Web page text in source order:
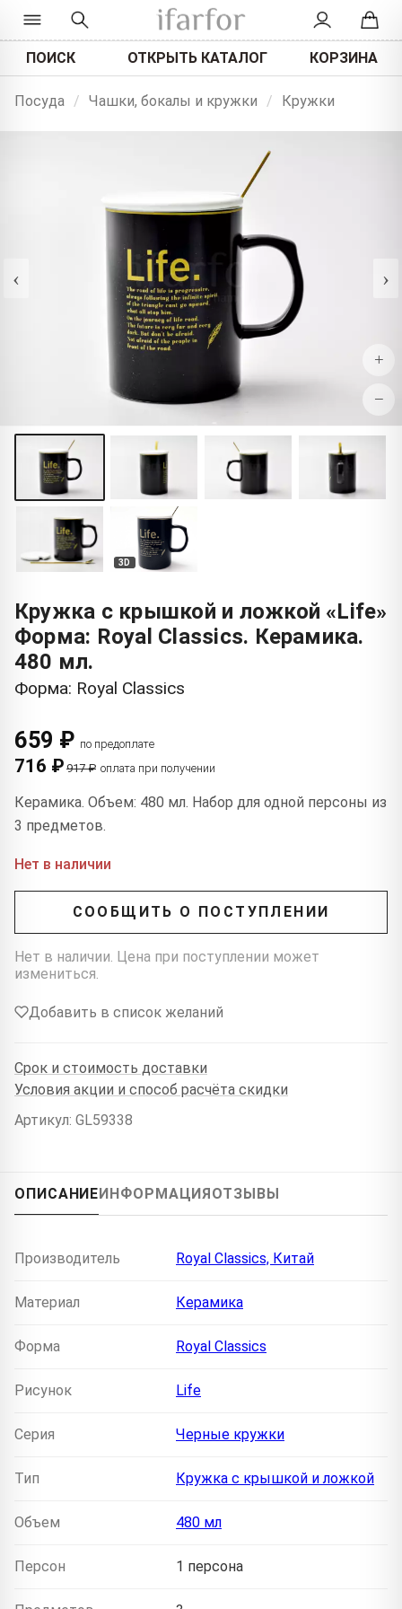
ПОИСК ОТКРЫТЬ КАТАЛОГ КОРЗИНА
Посуда / Чашки, бокалы и кружки / Кружки
‹ ›
+
−
3D
Кружка с крышкой и ложкой «Life»
Форма: Royal Classics. Керамика.
480 мл.
Форма: Royal Classics
659 ₽ по предоплате
716 ₽ 917 ₽ оплата при получении
Керамика. Объем: 480 мл. Набор для одной персоны из
3 предметов.
Нет в наличии
СООБЩИТЬ О ПОСТУПЛЕНИИ
Нет в наличии. Цена при поступлении может
измениться.
Добавить в список желаний
Срок и стоимость доставки
Условия акции и способ расчёта скидки
Артикул: GL59338
ОПИСАНИЕИНФОРМАЦИЯОТЗЫВЫ
Производитель Royal Classics, Китай
Материал Керамика
Форма Royal Classics
Рисунок Life
Серия Черные кружки
Тип Кружка с крышкой и ложкой
Объем 480 мл
Персон 1 персона